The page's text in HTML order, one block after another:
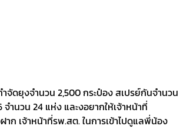
ดยุงจำนวน 2,500 กระป๋อง สเปรย์กันจำนวน
ำนวน 24 แห่ง และงอยากให้เจ้าหน้าที่
ก เจ้าหน้าที่รพ.สต. ในการเข้าไปดูแลพี่น้อง